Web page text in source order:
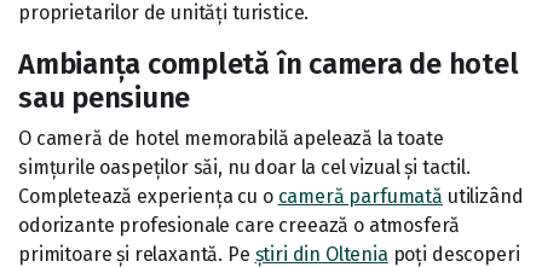
proprietarilor de unități turistice.
Ambianța completă în camera de hotel
sau pensiune
O cameră de hotel memorabilă apelează la toate
simțurile oaspeților săi, nu doar la cel vizual și tactil.
Completează experiența cu o cameră parfumată utilizând
odorizante profesionale care creează o atmosferă
primitoare și relaxantă. Pe știri din Olteniapoți descoperi